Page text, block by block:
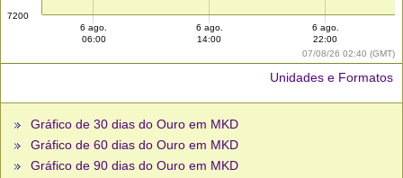
07/08/26 02:40 (GMT)
7200
6 ago.
06:00
6 ago.
14:00
6 ago.
22:00
Unidades e Formatos
Gráfico de 30 dias do Ouro em MKD
Gráfico de 60 dias do Ouro em MKD
Gráfico de 90 dias do Ouro em MKD